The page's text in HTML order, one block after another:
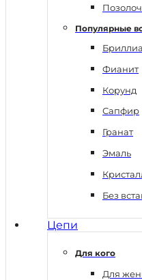
Популярные
Фианит
Корунд
Сапфир
Гранат
Эмаль
Без
Цепи
Для кого
Для